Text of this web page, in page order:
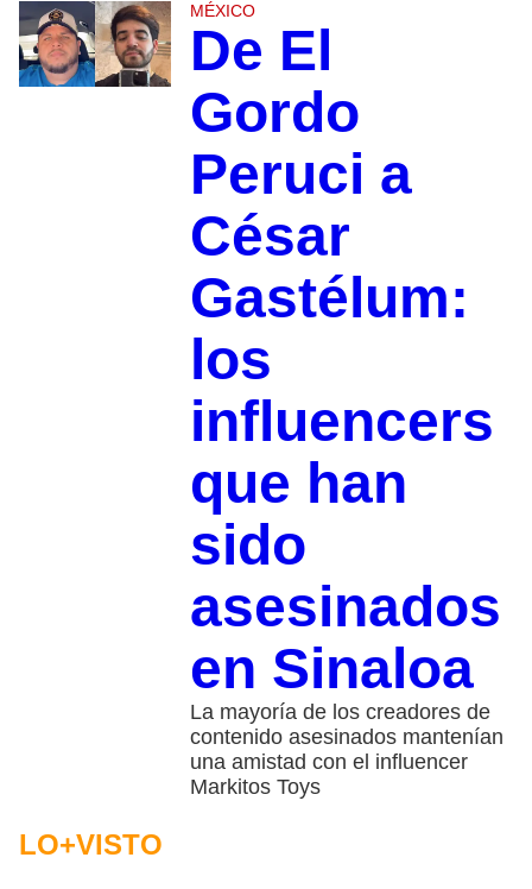
MÉXICO
De El
Gordo
Peruci a
César
Gastélum:
los
influencers
que han
sido
asesinados
en Sinaloa
La mayoría de los creadores de
contenido asesinados mantenían
una amistad con el influencer
Markitos Toys
LO+VISTO